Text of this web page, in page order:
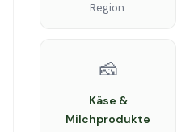
Region.
🧀
Käse &
Milchprodukte